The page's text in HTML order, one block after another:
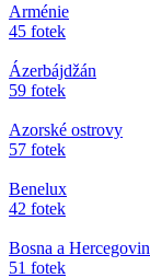
Arménie
45 fotek
Ázerbájdžán
59 fotek
Azorské ostrovy
57 fotek
Benelux
42 fotek
Bosna a
51 fotek